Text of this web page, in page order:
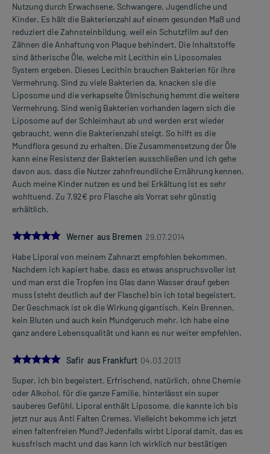
Nutzung durch Erwachsene, Schwangere, Jugendliche und
Kinder. Es hält die Bakterienzahl auf einem gesunden Maß und
reduziert die Zahnsteinbildung, weil ein Schutzfilm auf den
Zähnen die Anhaftung von Plaque behindert. Die Inhaltstoffe
sind ätherische Öle, welche mit Lecithin ein Liposomales
System ergeben. Dieses Lecithin brauchen Bakterien für ihre
Vermehrung. Sind zu viele Bakterien da, knacken sie die
Liposome und die verkapselte Ölmischung hemmt die weitere
Vermehrung. Sind wenig Bakterien vorhanden lagern sich die
Liposome auf der Schleimhaut ab und werden erst wieder
gebraucht, wenn die Bakterienzahl steigt. So hilft es die
Mundflora gesund zu erhalten. Die Zusammensetzung der Öle
kann eine Resistenz der Bakterien ausschließen und ich gehe
davon aus, dass die Nutzer zahnfreundliche Ernährung kennen.
Auch meine Kinder nutzen es und bei Erkältung ist es sehr
wohltuend. Zu 7,92€ pro Flasche als Vorrat sehr günstig
erhältlich.
5.0
Werner aus Bremen 29.07.2014
Habe Liporal von meinem Zahnarzt empfohlen bekommen.
Nachdem ich kapiert habe, dass es etwas anspruchsvoller ist
und man erst die Tropfen ins Glas dann Wasser drauf geben
muss (steht deutlich auf der Flasche) bin ich total begeistert.
Der Geschmack ist ok die Wirkung gigantisch. Kein Brennen,
kein Bluten und auch kein Mundgeruch mehr. Ich habe eine
ganz andere Lebensqualität und kann es nur weiter empfehlen.
5.0
Safir aus Frankfurt 04.03.2013
Super, ich bin begeistert. Erfrischend, natürlich, ohne Chemie
oder Alkohol, für die ganze Familie, hinterlässt ein super
sauberes Gefühl. Liporal enthält Liposome, die kannte ich bis
jetzt nur aus Anti Falten Cremes. Vielleicht bekomme ich jetzt
einen faltenfreien Mund? Jedenfalls wirbt Liporal damit, das es
kussfrisch macht und das kann ich wirklich nur bestätigen